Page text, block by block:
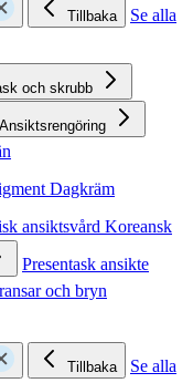
Tillbaka
Se alla
och skrubb
Ansiktsrengöring
Dagkräm
ansiktsvård Koreansk
Presentask ansikte
och bryn
Tillbaka
Se alla